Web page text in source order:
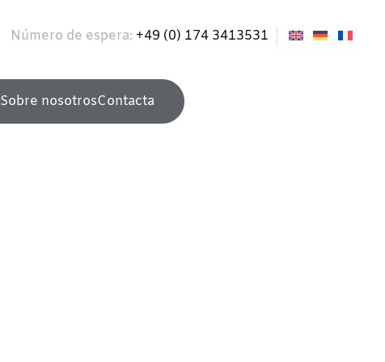
Número de espera: +49 (0) 174 3413531
Sobre nosotrosContacta